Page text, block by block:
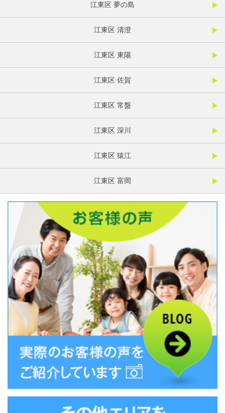
江東区 夢の島
江東区 清澄
江東区 東陽
江東区 佐賀
江東区 常盤
江東区 深川
江東区 猿江
江東区 富岡